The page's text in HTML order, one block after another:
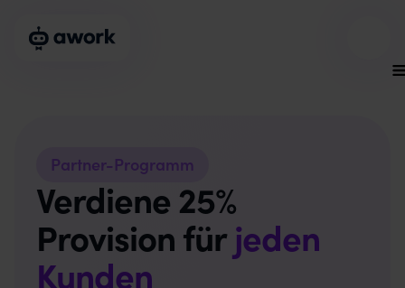
Partner-Programm
Verdiene 25%
Provision fürjeden
Kunden